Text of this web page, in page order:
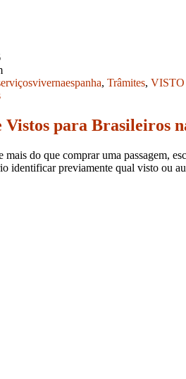
, Trâmites, VISTO
Vistos para Brasileiros
do que comprar uma passagem,
identificar previamente qual visto ou